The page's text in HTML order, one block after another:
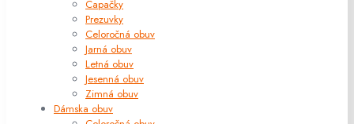
Capačky
Prezuvky
Celoročná obuv
Jarná obuv
Letná obuv
Jesenná obuv
Zimná obuv
Dámska obuv